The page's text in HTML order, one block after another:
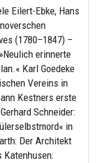
Eilert-Ebke, Hans
(1780–1847) –
erinnerte
Karl Goedeke
Vereins in
Kestners erste
Schneider:
in
Der Architekt
Katenhusen: